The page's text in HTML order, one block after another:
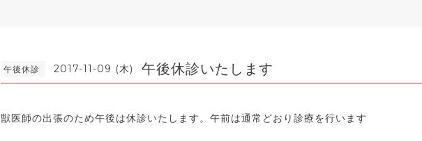
午後休診 2017-11-09 (木) 午後休診いたします
獣医師の出張のため午後は休診いたします。午前は通常どおり診療を行います